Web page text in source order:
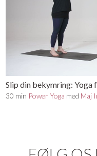
Slip din bekymring: Yoga
30 min Power Yoga med Maj